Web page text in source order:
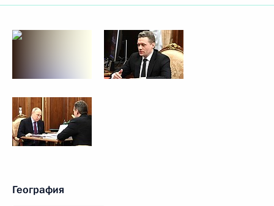
География